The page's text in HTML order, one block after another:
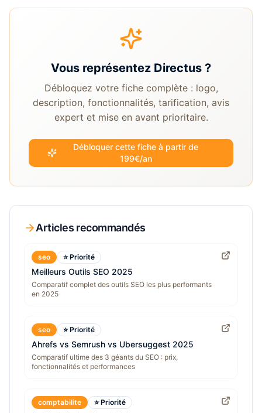
Vous représentez Directus ?
Débloquez votre fiche complète : logo,
description, fonctionnalités, tarification, avis
expert et mise en avant prioritaire.
Débloquer cette fiche à partir de
199€/an
Articles recommandés
seo ⭐ Priorité
Meilleurs Outils SEO 2025
Comparatif complet des outils SEO les plus performants
en 2025
seo ⭐ Priorité
Ahrefs vs Semrush vs Ubersuggest 2025
Comparatif ultime des 3 géants du SEO : prix,
fonctionnalités et performances
comptabilite ⭐ Priorité